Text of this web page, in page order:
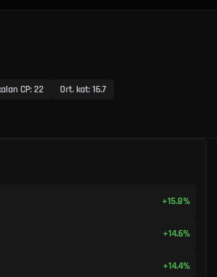
CP: 22 Ort. kat: 16.7
+15.8%
+14.6%
+14.4%